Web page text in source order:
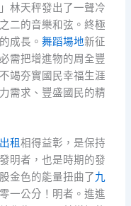
林天秤發出了一聲冷
二的音樂和弦。終極
成長。舞蹈場地新征
需把增進物的周全豐
竭夯實國民幸福生涯
需求、豐盛國民的精
租相得益彰，是保持
明者，也是時期的發
金色的能量扭曲了九
一公分！明者。進進